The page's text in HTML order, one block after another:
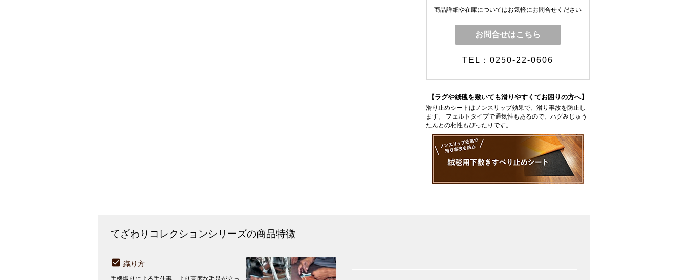
商品詳細や在庫についてはお気軽にお問合せください
お問合せはこちら
TEL：0250-22-0606
【ラグや絨毯を敷いても滑りやすくてお困りの方へ】
滑り止めシートはノンスリップ効果で、滑り事故を防止し
ます。 フェルトタイプで通気性もあるので、ハグみじゅう
たんとの相性もぴったりです。
てざわりコレクションシリーズの商品特徴
織り方